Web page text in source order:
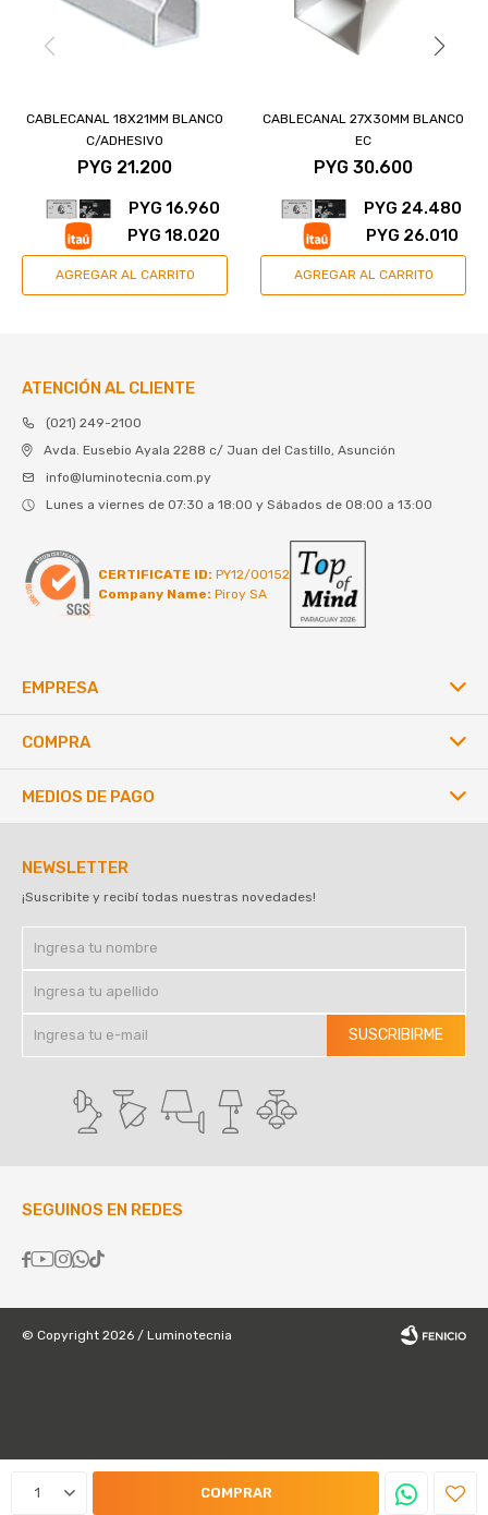
1 COMPRAR
CABLECANAL 18X21MM BLANCO
C/ADHESIVO
PYG 21.200
PYG 16.960
PYG 18.020
CABLECANAL 27X30MM BLANCO
EC
PYG 30.600
PYG 24.480
PYG 26.010
ATENCIÓN AL CLIENTE
(021) 249-2100
Avda. Eusebio Ayala 2288 c/ Juan del Castillo, Asunción
info@luminotecnia.com.py
Lunes a viernes de 07:30 a 18:00 y Sábados de 08:00 a 13:00
CERTIFICATE ID: PY12/00152
Company Name: Piroy SA
EMPRESA
COMPRA
NEWSLETTER
¡Suscribite y recibí todas nuestras novedades!
SUSCRIBIRME
SEGUINOS EN REDES

MEDIOS DE PAGO
© Copyright 2026 / Luminotecnia
Fenicio